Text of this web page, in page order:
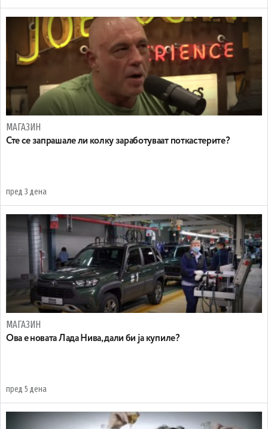
МАГАЗИН
Сте се запрашале ли колку заработуваат поткастерите?
пред 3 дена
МАГАЗИН
Ова е новата Лада Нива, дали би ја купиле?
пред 5 дена